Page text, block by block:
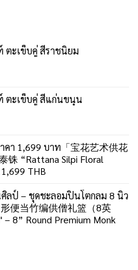
ตะเข็บคู่ สีราชนิยม
ตะเข็บคู่ สีแก่นขนุน
คา 1,699 บาท「宝花艺术供花
铢 “Rattana Silpi Floral
THB
ลป์ – ชุดชะลอมปิ่นโตกลม 8 นิ้ว
形便当竹编供僧礼篮（8英
8” Round Premium Monk